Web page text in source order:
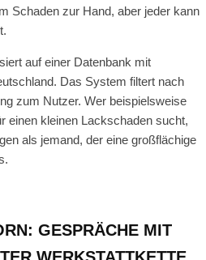
Schaden zur Hand, aber jeder kann
auf einer Datenbank mit
Das System filtert nach
zum Nutzer. Wer beispielsweise
einen kleinen Lackschaden sucht,
als jemand, der eine großflächige
GESPRÄCHE MIT